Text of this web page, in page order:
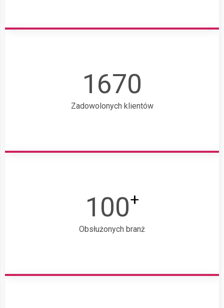
1670
Zadowolonych klientów
100+
Obsłużonych branż